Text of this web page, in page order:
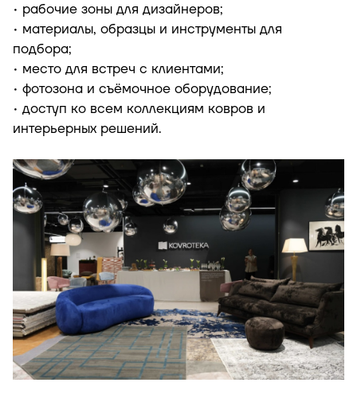
• рабочие зоны для дизайнеров;
• материалы, образцы и инструменты для
подбора;
• место для встреч с клиентами;
• фотозона и съёмочное оборудование;
• доступ ко всем коллекциям ковров и
интерьерных решений.